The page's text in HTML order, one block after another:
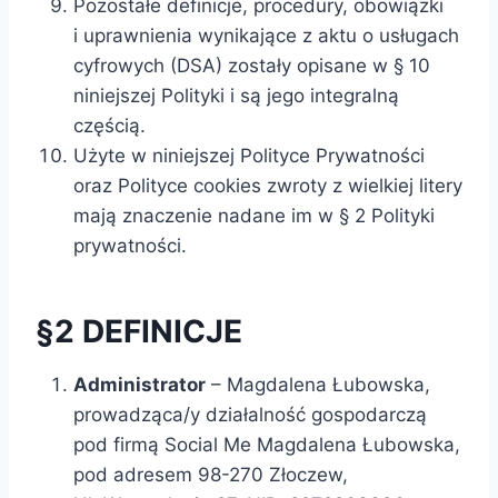
Pozostałe definicje, procedury, obowiązki
i uprawnienia wynikające z aktu o usługach
cyfrowych (DSA) zostały opisane w § 10
niniejszej Polityki i są jego integralną
częścią.
Użyte w niniejszej Polityce Prywatności
oraz Polityce cookies zwroty z wielkiej litery
mają znaczenie nadane im w § 2 Polityki
prywatności.
§2 DEFINICJE
Administrator – Magdalena Łubowska,
prowadząca/y działalność gospodarczą
pod firmą Social Me Magdalena Łubowska,
pod adresem 98-270 Złoczew,